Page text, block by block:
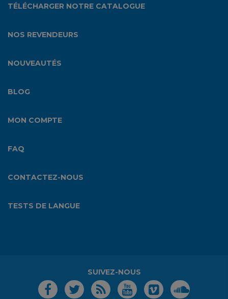
TÉLÉCHARGER NOTRE CATALOGUE
NOS REVENDEURS
NOUVEAUTÉS
BLOG
MON COMPTE
FAQ
CONTACTEZ-NOUS
TESTS DE LANGUE
SUIVEZ-NOUS